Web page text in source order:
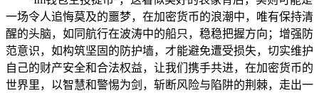
一场令人追悔莫及的噩梦，在加密货币的浪潮中，唯有保持清
醒的头脑，如同航行在波涛中的船只，稳稳把握方向；增强防
范意识，如构筑坚固的防护墙，才能避免遭受损失，切实维护
自己的财产安全和合法权益，让我们携手共进，在加密货币的
世界里，以智慧和警惕为剑，斩断风险与陷阱的荆棘，走出一